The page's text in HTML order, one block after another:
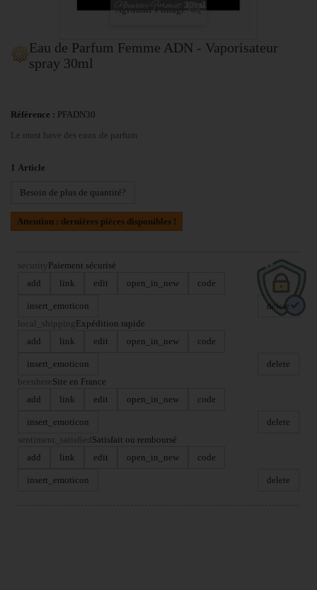
Agrandir l'image
Eau de Parfum Femme ADN - Vaporisateur
spray 30ml
Référence : PFADN30
Le must have des eaux de parfum
1 Article
Besoin de plus de quantité?
Attention : dernières pièces disponibles !
security Paiement sécurisé
add
link edit open_in_new code
insert_emoticon
delete
local_shipping Expédition rapide
add
link edit open_in_new code
insert_emoticon
delete
beenhereSite en France
add
link edit open_in_new code
insert_emoticon
delete
sentiment_satisfied Satisfait ou remboursé
add
link edit open_in_new code
insert_emoticon delete